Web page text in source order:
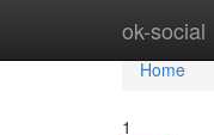
ok-social
Home
Home
1